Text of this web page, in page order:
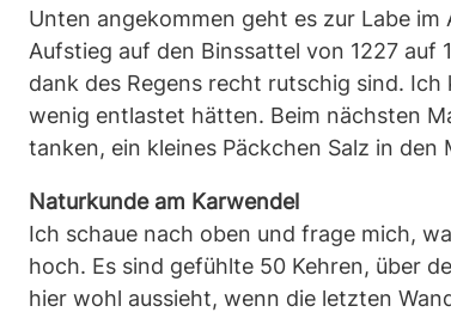
Unten angekommen geht es zur Labe
Aufstieg auf den Binssattel von 1227
dank des Regens recht rutschig sind.
wenig entlastet hätten. Beim nächsten
tanken, ein kleines Päckchen Salz in
Naturkunde am Karwendel
Ich schaue nach oben und frage mich,
hoch. Es sind gefühlte 50 Kehren, über
hier wohl aussieht, wenn die letzten